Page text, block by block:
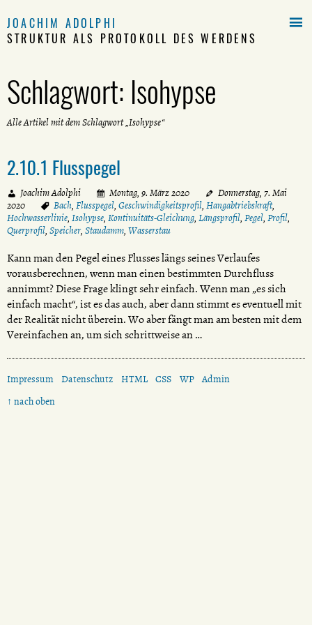
JOACHIM ADOLPHI
STRUKTUR ALS PROTOKOLL DES WERDENS
Schlagwort: Isohypse
Alle Artikel mit dem Schlagwort „Isohypse“
2.10.1 Flusspegel
Joachim Adolphi Montag, 9. März 2020
Donnerstag, 7. Mai
2020
Bach, Flusspegel, Geschwindigkeitsprofil, Hangabtriebskraft,
Hochwasserlinie, Isohypse, Kontinuitäts-Gleichung, Längsprofil, Pegel, Profil,
Querprofil, Speicher, Staudamm, Wasserstau
Kann man den Pegel eines Flusses längs seines Verlaufes
vorausberechnen, wenn man einen bestimmten Durchfluss
annimmt? Diese Frage klingt sehr einfach. Wenn man „es sich
einfach macht“, ist es das auch, aber dann stimmt es eventuell mit
der Realität nicht überein. Wo aber fängt man am besten mit dem
Vereinfachen an, um sich schrittweise an …

Impressum Datenschutz HTML CSS WP Admin
↑ nach oben